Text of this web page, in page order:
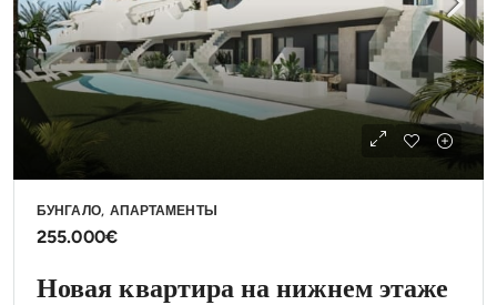
БУНГАЛО, АПАРТАМЕНТЫ
255.000€
Новая квартира на нижнем этаже